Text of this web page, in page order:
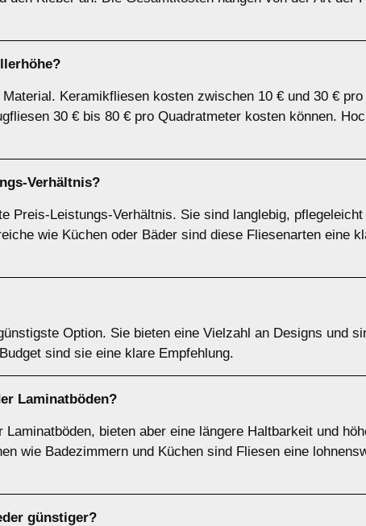
Keramikfliesen kosten zwischen 10 € und 30 € pro
30 € bis 80 € pro Quadratmeter kosten können.
Verhältnis?
Preis-Leistungs-Verhältnis. Sie sind langlebig, pflegeleicht
wie Küchen oder Bäder sind diese Fliesenarten eine
Option. Sie bieten eine Vielzahl an Designs und
sind sie eine klare Empfehlung.
Laminatböden?
bieten aber eine längere Haltbarkeit und
wie Badezimmern und Küchen sind Fliesen eine
günstiger?